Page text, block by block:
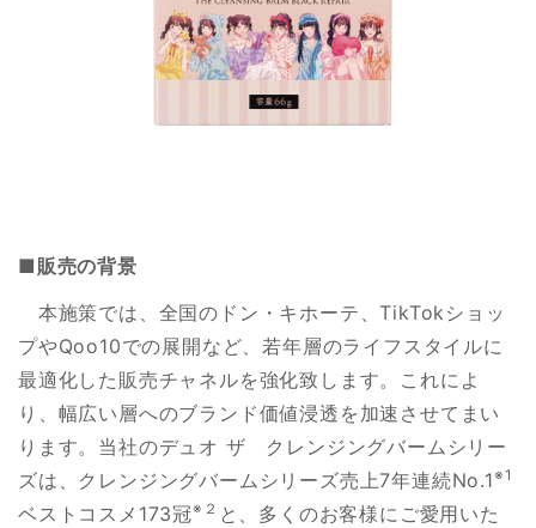
■販売の背景
本施策では、全国のドン・キホーテ、TikTokショッ
プやQoo10での展開など、若年層のライフスタイルに
最適化した販売チャネルを強化致します。これによ
り、幅広い層へのブランド価値浸透を加速させてまい
ります。当社のデュオ ザ クレンジングバームシリー
ズは、クレンジングバームシリーズ売上7年連続No.1※1
ベストコスメ173冠※２ と、多くのお客様にご愛用いた